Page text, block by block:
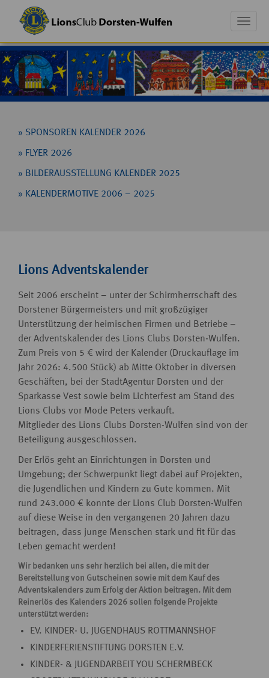
Toggle
» SPONSOREN KALENDER 2026
» FLYER 2026
» BILDERAUSSTELLUNG KALENDER 2025
» KALENDERMOTIVE 2006 – 2025
Lions Adventskalender
Seit 2006 erscheint – unter der Schirmherrschaft des
Dorstener Bürgermeisters und mit großzügiger
Unterstützung der heimischen Firmen und Betriebe –
der Adventskalender des Lions Clubs Dorsten-Wulfen.
Zum Preis von 5 € wird der Kalender (Druckauflage im
Jahr 2026: 4.500 Stück) ab Mitte Oktober in diversen
Geschäften, bei der StadtAgentur Dorsten und der
Sparkasse Vest sowie beim Lichterfest am Stand des
Lions Clubs vor Mode Peters verkauft.
Mitglieder des Lions Clubs Dorsten-Wulfen sind von der
Beteiligung ausgeschlossen.
Der Erlös geht an Einrichtungen in Dorsten und
Umgebung; der Schwerpunkt liegt dabei auf Projekten,
die Jugendlichen und Kindern zu Gute kommen. Mit
rund 243.000 € konnte der Lions Club Dorsten-Wulfen
auf diese Weise in den vergangenen 20 Jahren dazu
beitragen, dass junge Menschen stark und fit für das
Leben gemacht werden!
Wir bedanken uns sehr herzlich bei allen, die mit der
Bereitstellung von Gutscheinen sowie mit dem Kauf des
Adventskalenders zum Erfolg der Aktion beitragen. Mit dem
Reinerlös des Kalenders 2026 sollen folgende Projekte
unterstützt werden:
EV. KINDER- U. JUGENDHAUS ROTTMANNSHOF
KINDERFERIENSTIFTUNG DORSTEN E.V.
KINDER- & JUGENDARBEIT YOU SCHERMBECK